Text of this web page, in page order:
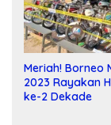
Meriah! Borneo
2023 Rayakan
ke-2 Dekade